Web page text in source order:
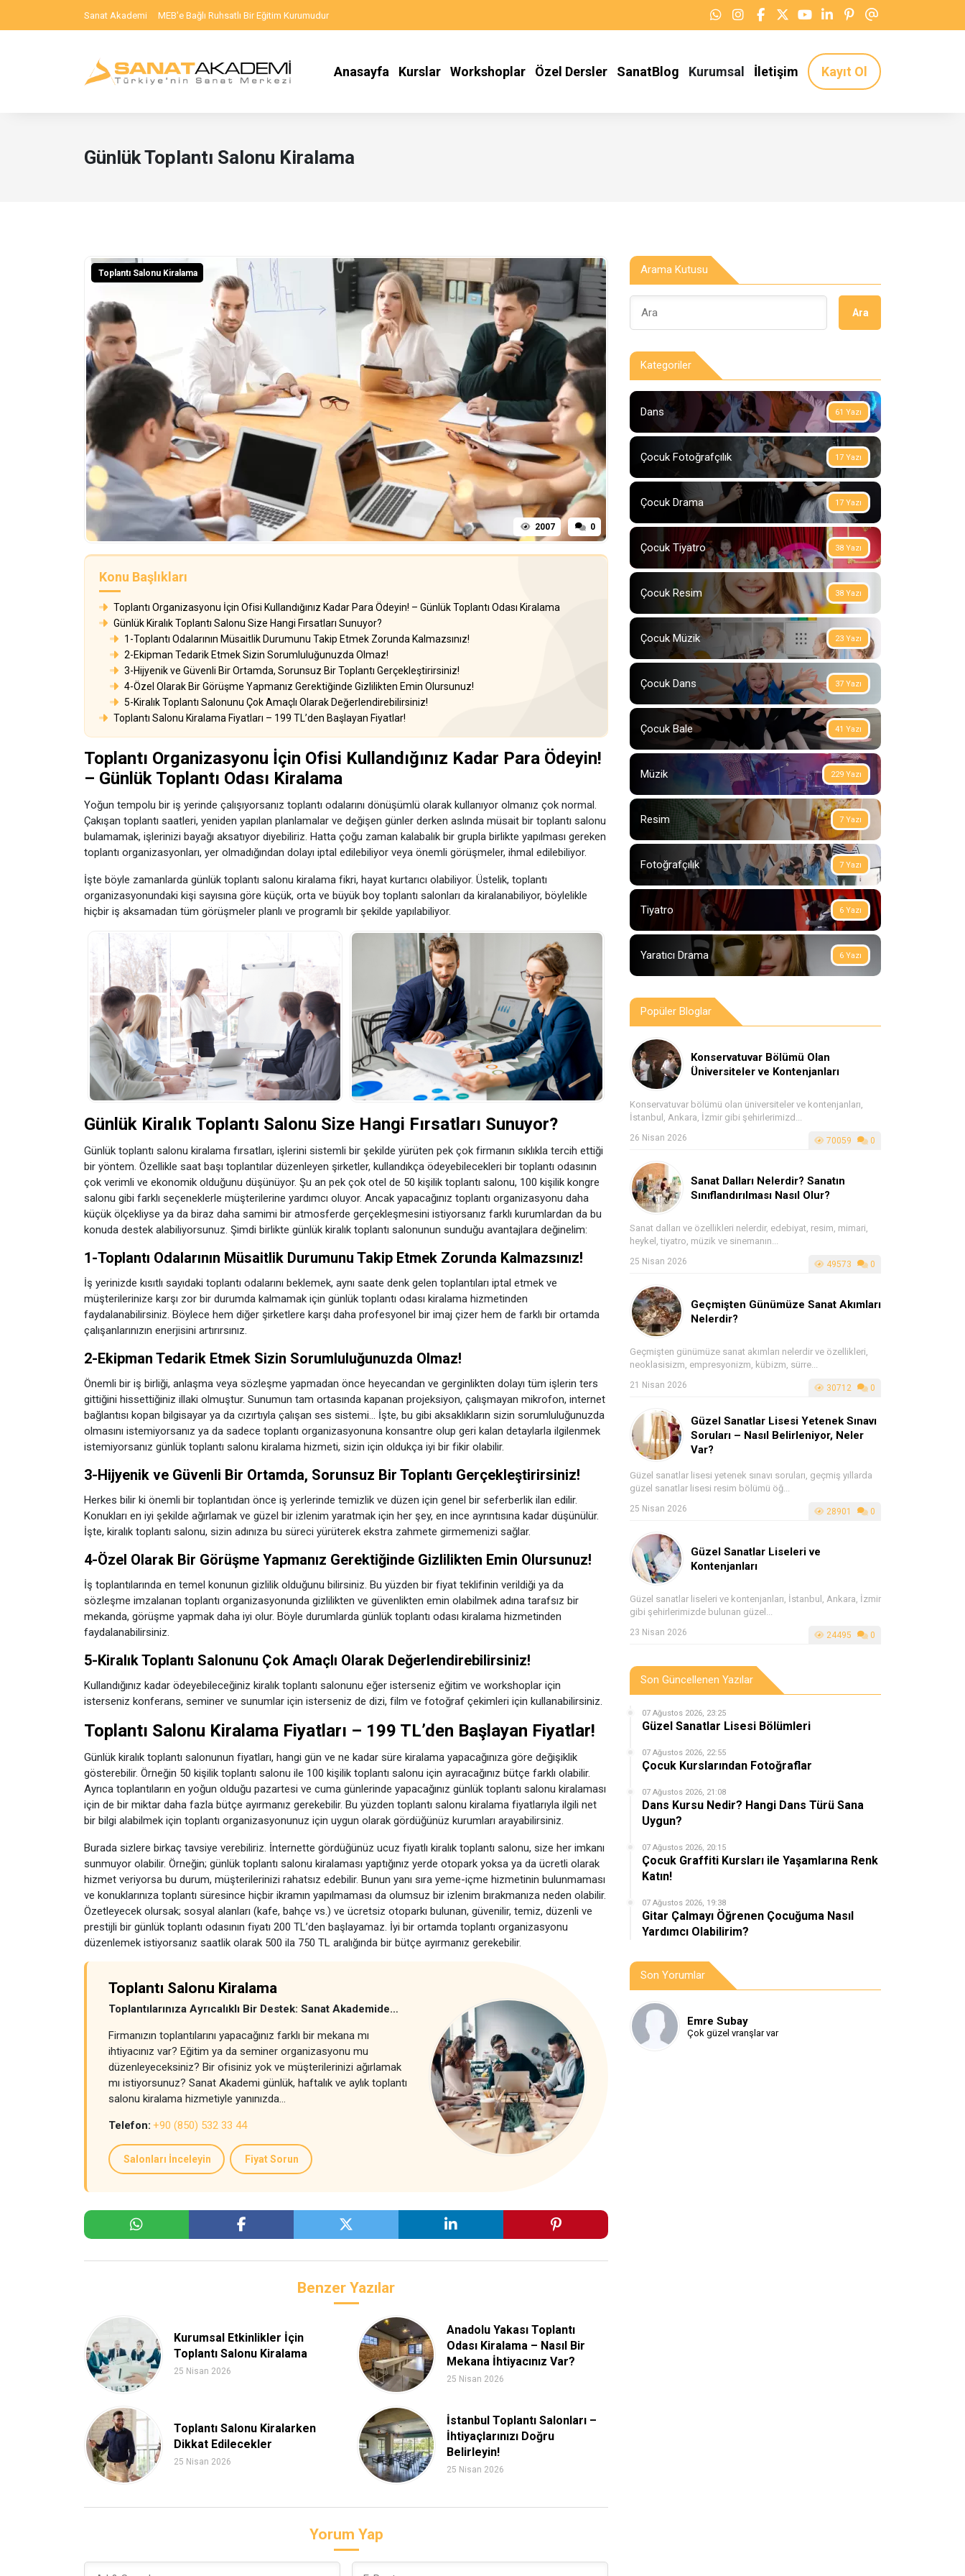
Sanat Akademi MEB'e Bağlı Ruhsatlı Bir Eğitim Kurumudur
Anasayfa Kurslar Workshoplar Özel Dersler SanatBlog Kurumsal İletişim Kayıt Ol
Günlük Toplantı Salonu Kiralama
Toplantı Salonu Kiralama
2007 0
Konu Başlıkları
Toplantı Organizasyonu İçin Ofisi Kullandığınız Kadar Para Ödeyin! – Günlük Toplantı Odası Kiralama
Günlük Kiralık Toplantı Salonu Size Hangi Fırsatları Sunuyor?
1-Toplantı Odalarının Müsaitlik Durumunu Takip Etmek Zorunda Kalmazsınız!
2-Ekipman Tedarik Etmek Sizin Sorumluluğunuzda Olmaz!
3-Hijyenik ve Güvenli Bir Ortamda, Sorunsuz Bir Toplantı Gerçekleştirirsiniz!
4-Özel Olarak Bir Görüşme Yapmanız Gerektiğinde Gizlilikten Emin Olursunuz!
5-Kiralık Toplantı Salonunu Çok Amaçlı Olarak Değerlendirebilirsiniz!
Toplantı Salonu Kiralama Fiyatları – 199 TL’den Başlayan Fiyatlar!
Toplantı Organizasyonu İçin Ofisi Kullandığınız Kadar Para Ödeyin!
– Günlük Toplantı Odası Kiralama
Yoğun tempolu bir iş yerinde çalışıyorsanız toplantı odalarını dönüşümlü olarak kullanıyor olmanız çok normal.
Çakışan toplantı saatleri, yeniden yapılan planlamalar ve değişen günler derken aslında müsait bir toplantı salonu
bulamamak, işlerinizi bayağı aksatıyor diyebiliriz. Hatta çoğu zaman kalabalık bir grupla birlikte yapılması gereken
toplantı organizasyonları, yer olmadığından dolayı iptal edilebiliyor veya önemli görüşmeler, ihmal edilebiliyor.
İşte böyle zamanlarda günlük toplantı salonu kiralama fikri, hayat kurtarıcı olabiliyor. Üstelik, toplantı
organizasyonundaki kişi sayısına göre küçük, orta ve büyük boy toplantı salonları da kiralanabiliyor, böylelikle
hiçbir iş aksamadan tüm görüşmeler planlı ve programlı bir şekilde yapılabiliyor.
Günlük Kiralık Toplantı Salonu Size Hangi Fırsatları Sunuyor?
Günlük toplantı salonu kiralama fırsatları, işlerini sistemli bir şekilde yürüten pek çok firmanın sıklıkla tercih ettiği
bir yöntem. Özellikle saat başı toplantılar düzenleyen şirketler, kullandıkça ödeyebilecekleri bir toplantı odasının
çok verimli ve ekonomik olduğunu düşünüyor. Şu an pek çok otel de 50 kişilik toplantı salonu, 100 kişilik kongre
salonu gibi farklı seçeneklerle müşterilerine yardımcı oluyor. Ancak yapacağınız toplantı organizasyonu daha
küçük ölçekliyse ya da biraz daha samimi bir atmosferde gerçekleşmesini istiyorsanız farklı kurumlardan da bu
konuda destek alabiliyorsunuz. Şimdi birlikte günlük kiralık toplantı salonunun sunduğu avantajlara değinelim:
1-Toplantı Odalarının Müsaitlik Durumunu Takip Etmek Zorunda Kalmazsınız!
İş yerinizde kısıtlı sayıdaki toplantı odalarını beklemek, aynı saate denk gelen toplantıları iptal etmek ve
müşterilerinize karşı zor bir durumda kalmamak için günlük toplantı odası kiralama hizmetinden
faydalanabilirsiniz. Böylece hem diğer şirketlere karşı daha profesyonel bir imaj çizer hem de farklı bir ortamda
çalışanlarınızın enerjisini artırırsınız.
2-Ekipman Tedarik Etmek Sizin Sorumluluğunuzda Olmaz!
Önemli bir iş birliği, anlaşma veya sözleşme yapmadan önce heyecandan ve gerginlikten dolayı tüm işlerin ters
gittiğini hissettiğiniz illaki olmuştur. Sunumun tam ortasında kapanan projeksiyon, çalışmayan mikrofon, internet
bağlantısı kopan bilgisayar ya da cızırtıyla çalışan ses sistemi… İşte, bu gibi aksaklıkların sizin sorumluluğunuzda
olmasını istemiyorsanız ya da sadece toplantı organizasyonuna konsantre olup geri kalan detaylarla ilgilenmek
istemiyorsanız günlük toplantı salonu kiralama hizmeti, sizin için oldukça iyi bir fikir olabilir.
3-Hijyenik ve Güvenli Bir Ortamda, Sorunsuz Bir Toplantı Gerçekleştirirsiniz!
Herkes bilir ki önemli bir toplantıdan önce iş yerlerinde temizlik ve düzen için genel bir seferberlik ilan edilir.
Konukları en iyi şekilde ağırlamak ve güzel bir izlenim yaratmak için her şey, en ince ayrıntısına kadar düşünülür.
İşte, kiralık toplantı salonu, sizin adınıza bu süreci yürüterek ekstra zahmete girmemenizi sağlar.
4-Özel Olarak Bir Görüşme Yapmanız Gerektiğinde Gizlilikten Emin Olursunuz!
İş toplantılarında en temel konunun gizlilik olduğunu bilirsiniz. Bu yüzden bir fiyat teklifinin verildiği ya da
sözleşme imzalanan toplantı organizasyonunda gizlilikten ve güvenlikten emin olabilmek adına tarafsız bir
mekanda, görüşme yapmak daha iyi olur. Böyle durumlarda günlük toplantı odası kiralama hizmetinden
faydalanabilirsiniz.
5-Kiralık Toplantı Salonunu Çok Amaçlı Olarak Değerlendirebilirsiniz!
Kullandığınız kadar ödeyebileceğiniz kiralık toplantı salonunu eğer isterseniz eğitim ve workshoplar için
isterseniz konferans, seminer ve sunumlar için isterseniz de dizi, film ve fotoğraf çekimleri için kullanabilirsiniz.
Toplantı Salonu Kiralama Fiyatları – 199 TL’den Başlayan Fiyatlar!
Günlük kiralık toplantı salonunun fiyatları, hangi gün ve ne kadar süre kiralama yapacağınıza göre değişiklik
gösterebilir. Örneğin 50 kişilik toplantı salonu ile 100 kişilik toplantı salonu için ayıracağınız bütçe farklı olabilir.
Ayrıca toplantıların en yoğun olduğu pazartesi ve cuma günlerinde yapacağınız günlük toplantı salonu kiralaması
için de bir miktar daha fazla bütçe ayırmanız gerekebilir. Bu yüzden toplantı salonu kiralama fiyatlarıyla ilgili net
bir bilgi alabilmek için toplantı organizasyonunuz için uygun olarak gördüğünüz kurumları arayabilirsiniz.
Burada sizlere birkaç tavsiye verebiliriz. İnternette gördüğünüz ucuz fiyatlı kiralık toplantı salonu, size her imkanı
sunmuyor olabilir. Örneğin; günlük toplantı salonu kiralaması yaptığınız yerde otopark yoksa ya da ücretli olarak
hizmet veriyorsa bu durum, müşterilerinizi rahatsız edebilir. Bunun yanı sıra yeme-içme hizmetinin bulunmaması
ve konuklarınıza toplantı süresince hiçbir ikramın yapılmaması da olumsuz bir izlenim bırakmanıza neden olabilir.
Özetleyecek olursak; sosyal alanları (kafe, bahçe vs.) ve ücretsiz otoparkı bulunan, güvenilir, temiz, düzenli ve
prestijli bir günlük toplantı odasının fiyatı 200 TL’den başlayamaz. İyi bir ortamda toplantı organizasyonu
düzenlemek istiyorsanız saatlik olarak 500 ila 750 TL aralığında bir bütçe ayırmanız gerekebilir.
Toplantı Salonu Kiralama
Toplantılarınıza Ayrıcalıklı Bir Destek: Sanat Akademide…
Firmanızın toplantılarını yapacağınız farklı bir mekana mı
ihtiyacınız var? Eğitim ya da seminer organizasyonu mu
düzenleyeceksiniz? Bir ofisiniz yok ve müşterilerinizi ağırlamak
mı istiyorsunuz? Sanat Akademi günlük, haftalık ve aylık toplantı
salonu kiralama hizmetiyle yanınızda…
Telefon: +90 (850) 532 33 44
Salonları İnceleyin Fiyat Sorun
Benzer Yazılar
Kurumsal Etkinlikler İçin
Toplantı Salonu Kiralama
25 Nisan 2026
Anadolu Yakası Toplantı
Odası Kiralama – Nasıl Bir
Mekana İhtiyacınız Var?
25 Nisan 2026
Toplantı Salonu Kiralarken
Dikkat Edilecekler
25 Nisan 2026
İstanbul Toplantı Salonları –
İhtiyaçlarınızı Doğru
Belirleyin!
25 Nisan 2026
Yorum Yap
Arama Kutusu
Ara
Kategoriler
61 Yazı
Dans
17 Yazı
Çocuk Fotoğrafçılık
17 Yazı
Çocuk Drama
38 Yazı
Çocuk Tiyatro
38 Yazı
Çocuk Resim
23 Yazı
Çocuk Müzik
37 Yazı
Çocuk Dans
41 Yazı
Çocuk Bale
229 Yazı
Müzik
7 Yazı
Resim
7 Yazı
Fotoğrafçılık
6 Yazı
Tiyatro
6 Yazı
Yaratıcı Drama
Popüler Bloglar
Konservatuvar Bölümü Olan
Üniversiteler ve Kontenjanları
Konservatuvar bölümü olan üniversiteler ve kontenjanları,
İstanbul, Ankara, İzmir gibi şehirlerimizd...
26 Nisan 2026 70059 0
Sanat Dalları Nelerdir? Sanatın
Sınıflandırılması Nasıl Olur?
Sanat dalları ve özellikleri nelerdir, edebiyat, resim, mimari,
heykel, tiyatro, müzik ve sinemanın...
25 Nisan 2026 49573 0
Geçmişten Günümüze Sanat Akımları
Nelerdir?
Geçmişten günümüze sanat akımları nelerdir ve özellikleri,
neoklasisizm, empresyonizm, kübizm, sürre...
21 Nisan 2026 30712 0
Güzel Sanatlar Lisesi Yetenek Sınavı
Soruları – Nasıl Belirleniyor, Neler
Var?
Güzel sanatlar lisesi yetenek sınavı soruları, geçmiş yıllarda
güzel sanatlar lisesi resim bölümü öğ...
25 Nisan 2026 28901 0
Güzel Sanatlar Liseleri ve
Kontenjanları
Güzel sanatlar liseleri ve kontenjanları, İstanbul, Ankara, İzmir
gibi şehirlerimizde bulunan güzel...
23 Nisan 2026 24495 0
Son Güncellenen Yazılar
07 Ağustos 2026, 23:25
Güzel Sanatlar Lisesi Bölümleri
07 Ağustos 2026, 22:55
Çocuk Kurslarından Fotoğraflar
07 Ağustos 2026, 21:08
Dans Kursu Nedir? Hangi Dans Türü Sana
Uygun?
07 Ağustos 2026, 20:15
Çocuk Graffiti Kursları ile Yaşamlarına Renk
Katın!
07 Ağustos 2026, 19:38
Gitar Çalmayı Öğrenen Çocuğuma Nasıl
Yardımcı Olabilirim?
Son Yorumlar
Emre Subay
Çok güzel vranşlar var